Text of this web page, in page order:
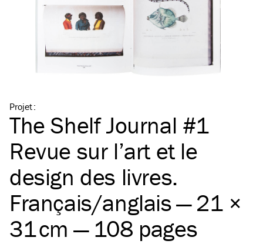
Projet:
The Shelf Journal #1
Revue sur l’art et le
design des livres.
Français/​anglais — 21 ×
31 cm — 108 pages